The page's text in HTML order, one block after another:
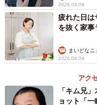
2026.08.09
疲れた日は
を抜く家
まいどなニ
2026.08.09
アク
「キム兄
ョット「